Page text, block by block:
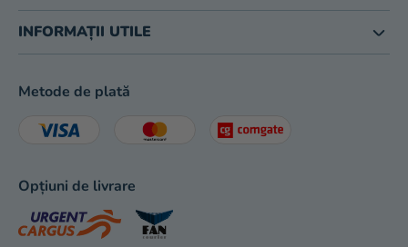
INFORMAȚII UTILE
Metode de plată
Opțiuni de livrare